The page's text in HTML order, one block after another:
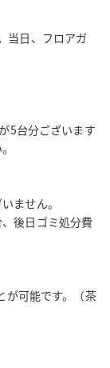
当日、フロアガ
5台分ございます
ません。
後日ゴミ処分費
が可能です。（茶